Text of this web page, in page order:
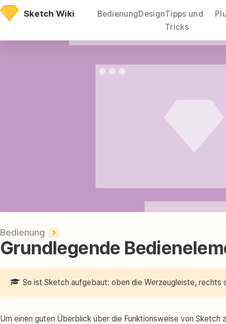
Direkt
zum
Sketch Wiki BedienungDesignTipps und
Tricks
Bedienung
Grundlegende
So ist Sketch aufgebaut: oben die Werzeugleiste, rechts
Um einen guten Überblick über die Funktionsweise von Sketch